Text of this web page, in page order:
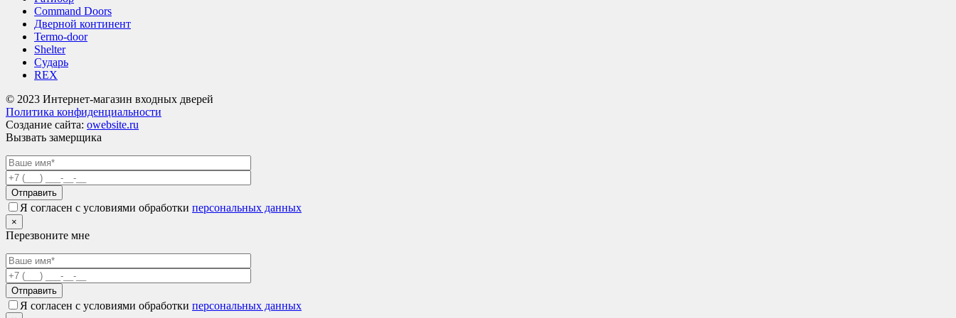
Command Doors
Дверной континент
Termo-door
Shelter
Сударь
REX
© 2023 Интернет-магазин входных дверей
Политика конфиденциальности
Создание сайта: owebsite.ru
Вызвать замерщика
Я согласен с условиями обработки персональных данных
×
Перезвоните мне
Я согласен с условиями обработки персональных данных